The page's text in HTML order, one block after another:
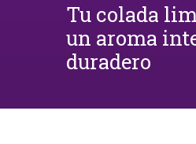
Tu colada
un aroma
duradero